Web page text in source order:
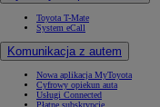
Toyota T-Mate
System eCall
Komunikacja z autem
Nowa aplikacja MyToyota
Cyfrowy opiekun auta
Usługi Connected
Płatne subskrypcje